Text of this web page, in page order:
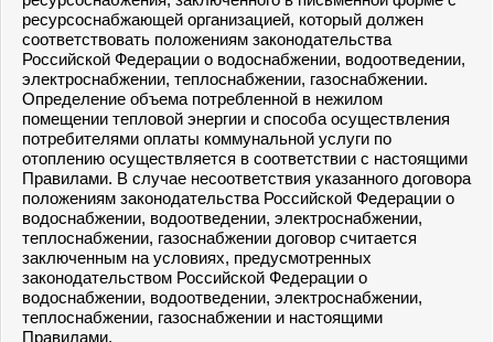
ресурсоснабжающей организацией, который должен
соответствовать положениям законодательства
Российской Федерации о водоснабжении, водоотведении,
электроснабжении, теплоснабжении, газоснабжении.
Определение объема потребленной в нежилом
помещении тепловой энергии и способа осуществления
потребителями оплаты коммунальной услуги по
отоплению осуществляется в соответствии с настоящими
Правилами. В случае несоответствия указанного договора
положениям законодательства Российской Федерации о
водоснабжении, водоотведении, электроснабжении,
теплоснабжении, газоснабжении договор считается
заключенным на условиях, предусмотренных
законодательством Российской Федерации о
водоснабжении, водоотведении, электроснабжении,
теплоснабжении, газоснабжении и настоящими
Правилами.